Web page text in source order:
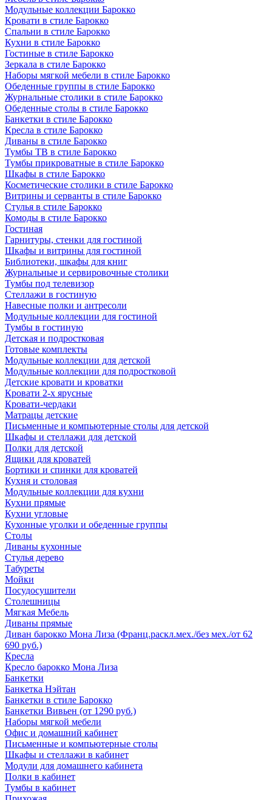
Модульные коллекции Барокко
Кровати в стиле Барокко
Спальни в стиле Барокко
Кухни в стиле Барокко
Гостиные в стиле Барокко
Зеркала в стиле Барокко
Наборы мягкой мебели в стиле Барокко
Обеденные группы в стиле Барокко
Журнальные столики в стиле Барокко
Обеденные столы в стиле Барокко
Банкетки в стиле Барокко
Кресла в стиле Барокко
Диваны в стиле Барокко
Тумбы ТВ в стиле Барокко
Тумбы прикроватные в стиле Барокко
Шкафы в стиле Барокко
Косметические столики в стиле Барокко
Витрины и серванты в стиле Барокко
Стулья в стиле Барокко
Комоды в стиле Барокко
Гостиная
Гарнитуры, стенки для гостиной
Шкафы и витрины для гостиной
Библиотеки, шкафы для книг
Журнальные и сервировочные столики
Тумбы под телевизор
Стеллажи в гостиную
Навесные полки и антресоли
Модульные коллекции для гостиной
Тумбы в гостиную
Детская и подростковая
Готовые комплекты
Модульные коллекции для детской
Модульные коллекции для подростковой
Детские кровати и кроватки
Кровати 2-х ярусные
Кровати-чердаки
Матрацы детские
Письменные и компьютерные столы для детской
Шкафы и стеллажи для детской
Полки для детской
Ящики для кроватей
Бортики и спинки для кроватей
Кухня и столовая
Модульные коллекции для кухни
Кухни прямые
Кухни угловые
Кухонные уголки и обеденные группы
Столы
Диваны кухонные
Стулья дерево
Табуреты
Мойки
Посудосушители
Столешницы
Мягкая Мебель
Диваны прямые
Диван барокко Мона Лиза (Франц.раскл.мех./без мех./от 62
690 руб.)
Кресла
Кресло барокко Мона Лиза
Банкетки
Банкетка Нэйтан
Банкетки в стиле Барокко
Банкетки Вивьен (от 1290 руб.)
Наборы мягкой мебели
Офис и домашний кабинет
Письменные и компьютерные столы
Шкафы и стеллажи в кабинет
Модули для домашнего кабинета
Полки в кабинет
Тумбы в кабинет